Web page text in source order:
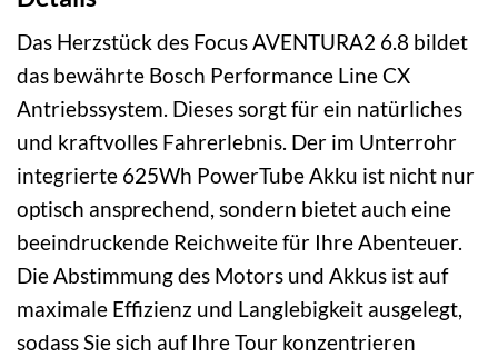
Das Herzstück des Focus AVENTURA2 6.8 bildet
das bewährte Bosch Performance Line CX
Antriebssystem. Dieses sorgt für ein natürliches
und kraftvolles Fahrerlebnis. Der im Unterrohr
integrierte 625Wh PowerTube Akku ist nicht nur
optisch ansprechend, sondern bietet auch eine
beeindruckende Reichweite für Ihre Abenteuer.
Die Abstimmung des Motors und Akkus ist auf
maximale Effizienz und Langlebigkeit ausgelegt,
sodass Sie sich auf Ihre Tour konzentrieren